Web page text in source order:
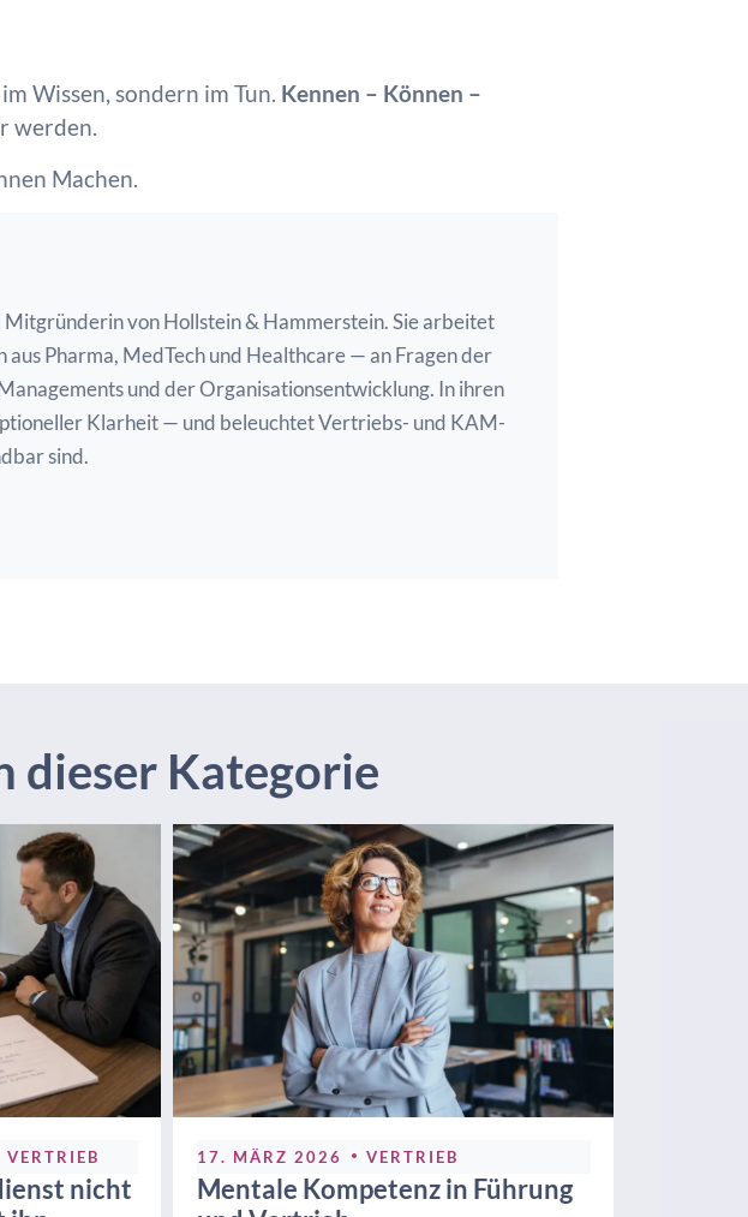
Wissen, sondern im Tun. Kennen – Können –
werden.
Machen.
von Hollstein & Hammerstein. Sie arbeitet
Pharma, MedTech und Healthcare — an Fragen der
und der Organisationsentwicklung. In ihren
Klarheit — und beleuchtet Vertriebs- und KAM-
sind.
dieser Kategorie
VERTRIEB
nicht
17. MÄRZ 2026 VERTRIEB
Mentale Kompetenz in Führung